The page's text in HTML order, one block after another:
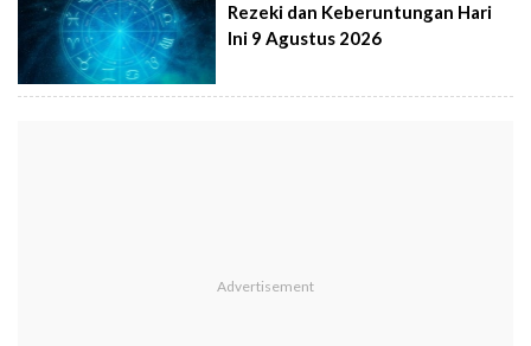
Rezeki dan Keberuntungan Hari
Ini 9 Agustus 2026